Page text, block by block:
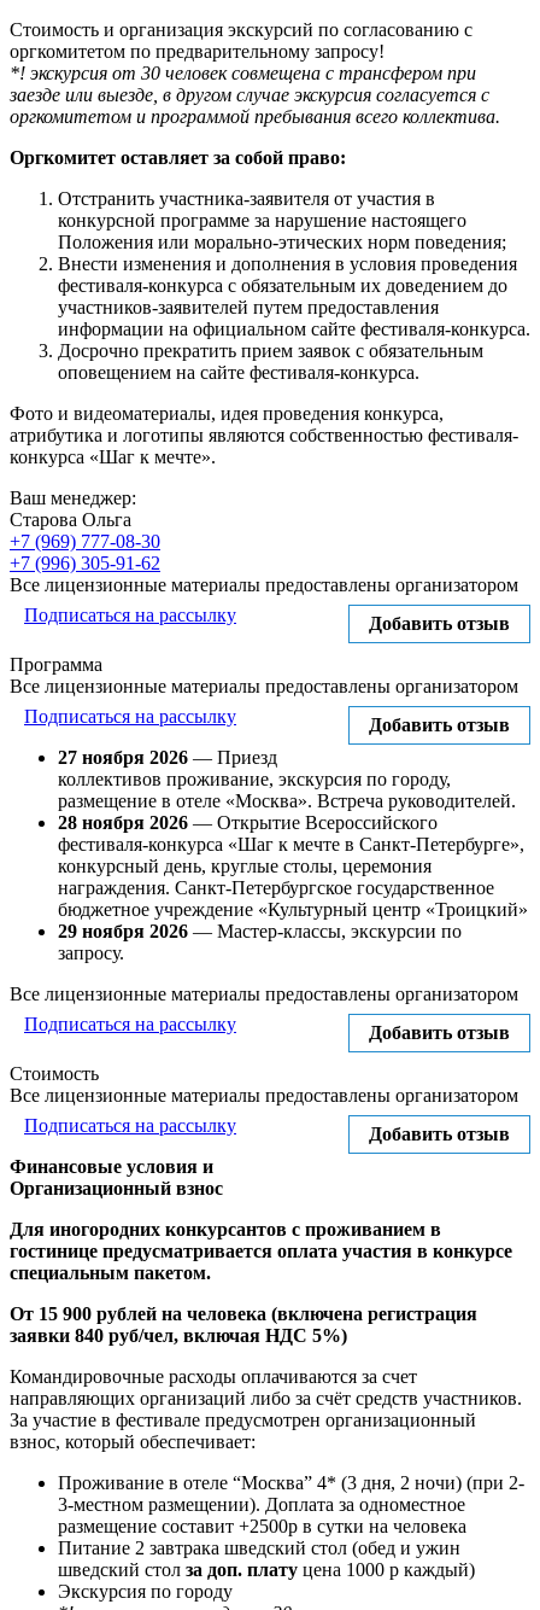
Стоимость и организация экскурсий по согласованию с
оргкомитетом по предварительному запросу!
*! экскурсия от 30 человек совмещена с трансфером при
заезде или выезде, в другом случае экскурсия согласуется с
оргкомитетом и программой пребывания всего коллектива.
Оргкомитет оставляет за собой право:
Отстранить участника-заявителя от участия в
конкурсной программе за нарушение настоящего
Положения или морально-этических норм поведения;
Внести изменения и дополнения в условия проведения
фестиваля-конкурса с обязательным их доведением до
участников-заявителей путем предоставления
информации на официальном сайте фестиваля-конкурса.
Досрочно прекратить прием заявок с обязательным
оповещением на сайте фестиваля-конкурса.
Фото и видеоматериалы, идея проведения конкурса,
атрибутика и логотипы являются собственностью фестиваля-
конкурса «Шаг к мечте».
Ваш менеджер:
Старова Ольга
+7 (969) 777-08-30
+7 (996) 305-91-62
Все лицензионные материалы предоставлены организатором
Добавить отзыв
Подписаться на рассылку
Программа
Все лицензионные материалы предоставлены организатором
Добавить отзыв
Подписаться на рассылку
27 ноября 2026 — Приезд
коллективов проживание, экскурсия по городу,
размещение в отеле «Москва». Встреча руководителей.
28 ноября 2026 — Открытие Всероссийского
фестиваля-конкурса «Шаг к мечте в Санкт-Петербурге»,
конкурсный день, круглые столы, церемония
награждения. Санкт-Петербургское государственное
бюджетное учреждение «Культурный центр «Троицкий»
29 ноября 2026 — Мастер-классы, экскурсии по
запросу.
Все лицензионные материалы предоставлены организатором
Добавить отзыв
Подписаться на рассылку
Стоимость
Все лицензионные материалы предоставлены организатором
Добавить отзыв
Подписаться на рассылку
Финансовые условия и
Организационный взнос
Для иногородних конкурсантов с проживанием в
гостинице предусматривается оплата участия в конкурсе
специальным пакетом.
От 15 900 рублей на человека (включена регистрация
заявки 840 руб/чел, включая НДС 5%)
Командировочные расходы оплачиваются за счет
направляющих организаций либо за счёт средств участников.
За участие в фестивале предусмотрен организационный
взнос, который обеспечивает:
Проживание в отеле “Москва” 4* (3 дня, 2 ночи) (при 2-
3-местном размещении). Доплата за одноместное
размещение составит +2500р в сутки на человека
Питание 2 завтрака шведский стол (обед и ужин
шведский стол за доп. плату цена 1000 р каждый)
Экскурсия по городу